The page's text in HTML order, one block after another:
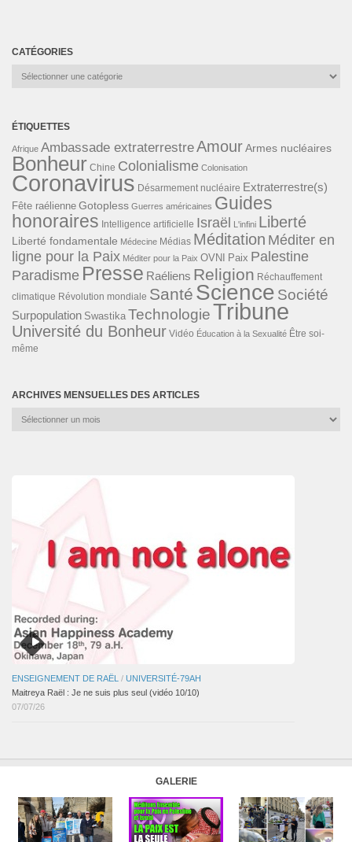
CATÉGORIES
Catégories
ÉTIQUETTES
Afrique Ambassade extraterrestreAmourArmes nucléaires
Bonheur Chine Colonialisme Colonisation
Coronavirus Désarmement nucléaire Extraterrestre(s)
Fête raélienne Gotopless Guerres américaines Guides
honoraires Intelligence artificielle Israël L'infini Liberté
Liberté fondamentale Médecine Médias Méditation Méditer en
ligne pour la Paix Méditer pour la Paix OVNI Paix Palestine
Paradisme Presse Raéliens Religion Réchauffement
climatique Révolution mondiale Santé Science Société
Surpopulation Swastika TechnologieTribune
Université du Bonheur Vidéo Éducation à la Sexualité Être soi-
même
ARCHIVES MENSUELLES DES ARTICLES
Archives
ENSEIGNEMENT DE RAËL / UNIVERSITÉ-79AH
Maitreya Raël : Je ne suis plus seul (vidéo 10/10)
07/07/26
GALERIE